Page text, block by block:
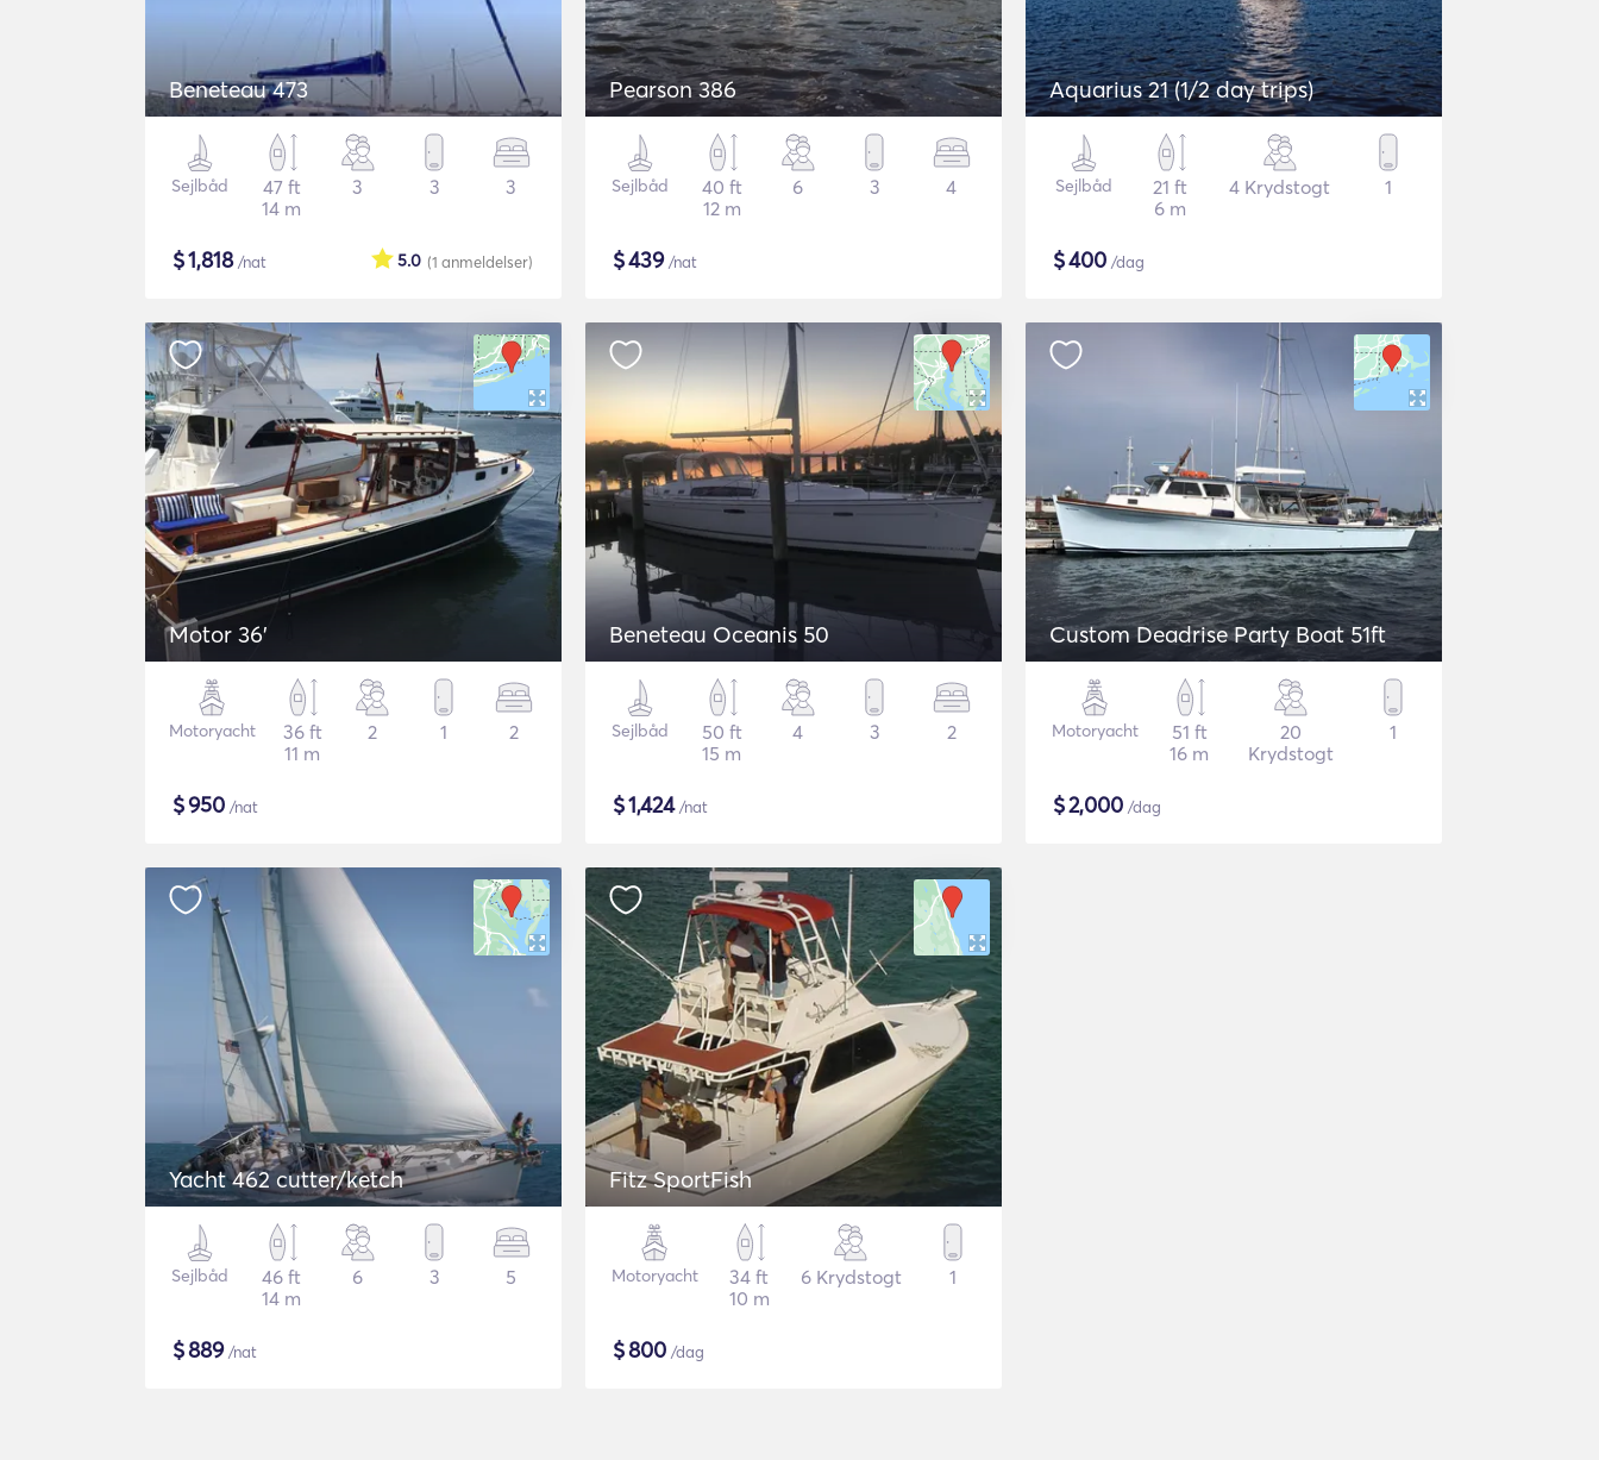
Beneteau 473
Sejlbåd
47 ft
14 m
3 3 3
$1,818/nat (1 anmeldelser)
5.0
Pearson 386
Sejlbåd
40 ft
12 m
6 3 4
$439/nat
Aquarius 21 (1/2 day trips)
Sejlbåd
21 ft
6 m
4 Krydstogt 1
$400 /dag
Motor 36'
Motoryacht
36 ft
11 m
2 1 2
$950 /nat
Beneteau Oceanis 50
Sejlbåd
50 ft
15 m
4 3 2
$1,424/nat
Custom Deadrise Party Boat 51ft
Motoryacht
51 ft
16 m
20
Krydstogt
1
$2,000 /dag
Yacht 462 cutter/ketch
Sejlbåd
46 ft
14 m
6 3 5
$889/nat
Fitz SportFish
Motoryacht
34 ft
10 m
6 Krydstogt 1
$800 /dag